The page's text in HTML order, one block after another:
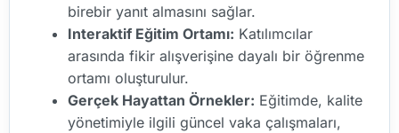
birebir yanıt almasını sağlar.
Interaktif Eğitim Ortamı: Katılımcılar
arasında fikir alışverişine dayalı bir öğrenme
ortamı oluşturulur.
Gerçek Hayattan Örnekler: Eğitimde, kalite
yönetimiyle ilgili güncel vaka çalışmaları,